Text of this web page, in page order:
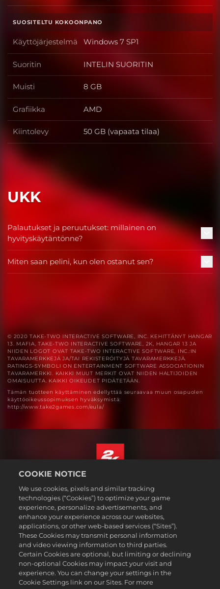
SUOSITELTU KOKOONPANO
Käyttöjärjestelmä Käyttöjärjestelmä
Windows 7 SP1
Suoritin Suoritin
INTELIN SUORITIN
Muisti Muisti
8 GB
Grafiikka Grafiikka
AMD
Kiintolevy Kiintolevy
50 GB (vapaata tilaa)
UKK
Palautukset ja peruutukset: millainen on
hyvityskäytäntönne?
Miten saan pelini, kun olen ostanut sen?
© 2020 TAKE-TWO INTERACTIVE SOFTWARE, INC. KEHITTÄNYT HANGAR
13. MAFIA, TAKE-TWO INTERACTIVE SOFTWARE, 2K, HANGAR 13 JA
NIIDEN LOGOT OVAT TAKE-TWO INTERACTIVE SOFTWARE, INC.:IN
TAVARAMERKKEJÄ JA/TAI REKISTERÖITYJÄ TAVARAMERKKEJÄ.
RATINGS-SYMBOLI ON ENTERTAINMENT SOFTWARE ASSOCIATIONIN
TAVARAMERKKI. KAIKKI MUUT MERKIT OVAT NIIDEN HALTIJOIDEN
OMAISUUTTA. KAIKKI OIKEUDET PIDÄTETÄÄN.
Tämän tuotteen käyttäminen edellyttää seuraavaa muun osapuolen
käyttöoikeussopimuksen hyväksymistä:
http://www.take2games.com/eula/
Lakitiedot
Tietosuojakäytäntö
Evästekäytäntö
Tuki
Älkää myykö tai jakako henkilötietojani
Order Lookup & Refunds
2K Ad Partners
Suomi
COOKIE NOTICE
We use cookies, pixels and similar tracking
technologies (“Cookies”) to optimize your game
experience, personalize advertisements, and
enhance your experience across our websites,
applications, or other web-based services (“Sites”).
These Cookies may transmit personal information
and video viewing information to third parties.
Certain Cookies are optional, but limiting or declining
non-optional Cookies may impact your visit and
experience. You can change your settings in the
Cookie Settings link on our Sites. For more